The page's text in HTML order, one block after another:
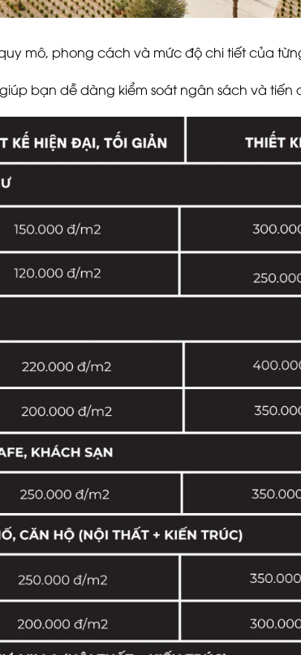
mô, phong cách và mức độ chi tiết của
bạn dễ dàng kiểm soát ngân sách và tiến